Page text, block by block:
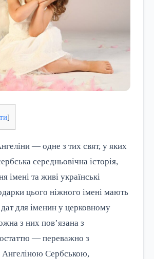
]
— одне з тих свят, у яких
середньовічна історія,
імені та живі українські
цього ніжного імені мають
дат для іменин у церковному
з них пов’язана з
— переважно з
Сербською,